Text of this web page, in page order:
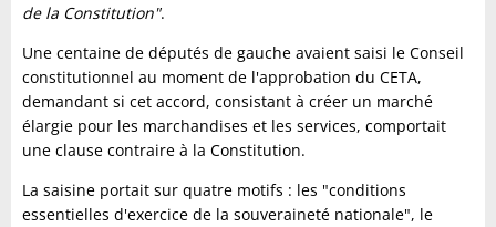
de la Constitution".
Une centaine de députés de gauche avaient saisi le Conseil
constitutionnel au moment de l'approbation du CETA,
demandant si cet accord, consistant à créer un marché
élargie pour les marchandises et les services, comportait
une clause contraire à la Constitution.
La saisine portait sur quatre motifs : les "conditions
essentielles d'exercice de la souveraineté nationale", le